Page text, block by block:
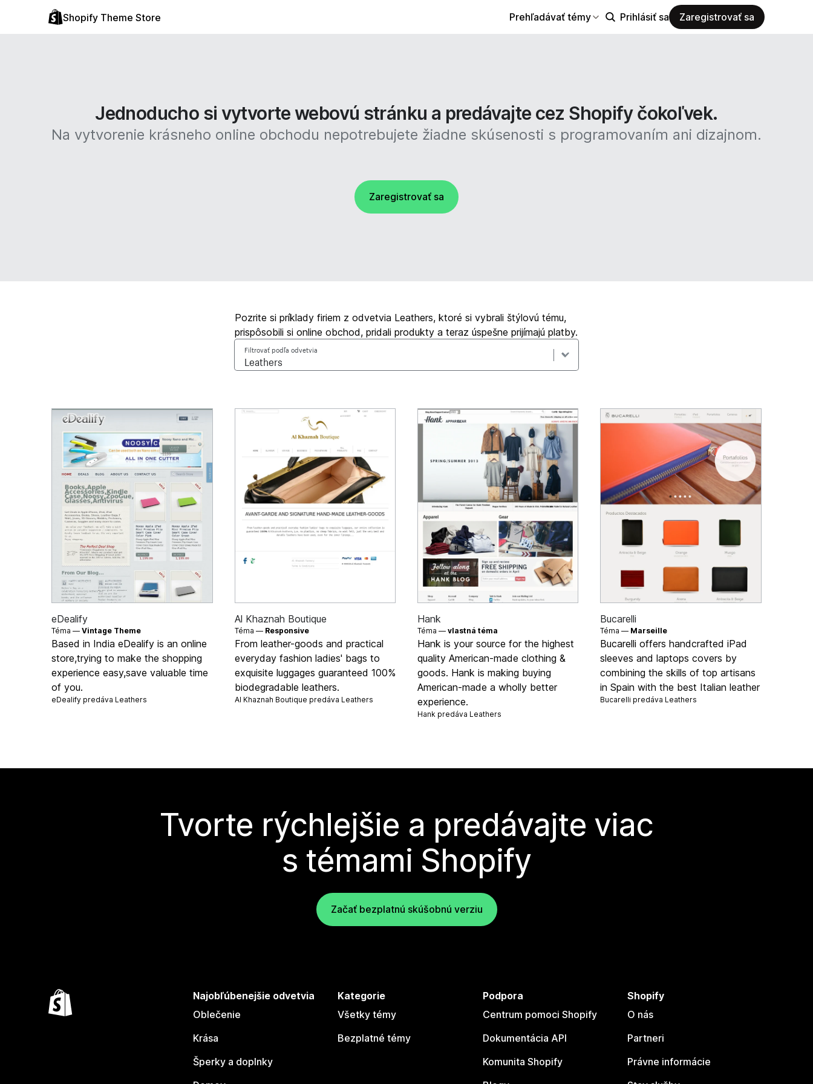
Shopify Theme Store Prehľadávať témy Prihlásiť sa Zaregistrovať sa
Jednoducho si vytvorte webovú stránku a predávajte cez Shopify čokoľvek.
Na vytvorenie krásneho online obchodu nepotrebujete žiadne skúsenosti s programovaním ani dizajnom.
Zaregistrovať sa
Pozrite si príklady firiem z odvetvia Leathers, ktoré si vybrali štýlovú tému,
prispôsobili si online obchod, pridali produkty a teraz úspešne prijímajú platby.
Filtrovať podľa odvetvia
eDealify
Téma —Vintage Theme
Based in India eDealify is an online
store,trying to make the shopping
experience easy,save valuable time
of you.
eDealify predáva Leathers
Al Khaznah Boutique
Téma — Responsive
From leather-goods and practical
everyday fashion ladies' bags to
exquisite luggages guaranteed 100%
biodegradable leathers.
Al Khaznah Boutique predáva Leathers
Hank
Téma — vlastná téma
Hank is your source for the highest
quality American-made clothing &
goods. Hank is making buying
American-made a wholly better
experience.
Hank predáva Leathers
Bucarelli
Téma — Marseille
Bucarelli offers handcrafted iPad
sleeves and laptops covers by
combining the skills of top artisans
in Spain with the best Italian leather
Bucarelli predáva Leathers
Tvorte rýchlejšie a predávajte viac
s témami Shopify
Začať bezplatnú skúšobnú verziu
Najobľúbenejšie odvetvia
Oblečenie
Krása
Šperky a doplnky
Kategorie
Všetky témy
Bezplatné témy
Podpora
Centrum pomoci Shopify
Dokumentácia API
Komunita Shopify
Shopify
O nás
Partneri
Právne informácie